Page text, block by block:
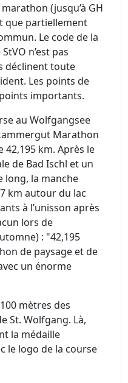
(jusqu’à GH
que partiellement
Le code de la
n’est pas
déclinent toute
Les points de
importants.
au Wolfgangsee
Marathon
42,195 km. Après le
de Bad Ischl et un
long, la manche
km autour du lac
à l’unisson après
lors de
: "42,195
de paysage et de
un énorme
mètres des
St. Wolfgang. Là,
la médaille
le logo de la course